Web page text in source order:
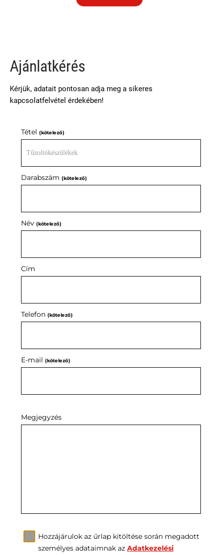
Ajánlatkérés
Kérjük, adatait pontosan adja meg a sikeres
kapcsolatfelvétel érdekében!
Tétel (kötelező)
Darabszám (kötelező)
Név (kötelező)
Cím
Telefon (kötelező)
E-mail (kötelező)
Megjegyzés
Hozzájárulok az űrlap kitöltése során megadott
személyes adataimnak az Adatkezelési